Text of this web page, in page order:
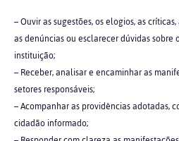
– Ouvir as sugestões, os elogios, as
as denúncias ou esclarecer dúvidas sobre
instituição;
– Receber, analisar e encaminhar as
setores responsáveis;
– Acompanhar as providências adotadas,
cidadão informado;